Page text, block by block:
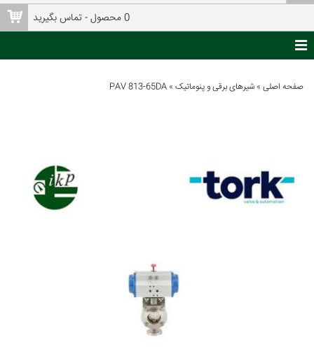
0 محصول - تماس بگیرید
صفحه اصلی » شیرهای برقی و پنوماتیک »
PAV 813-65DA